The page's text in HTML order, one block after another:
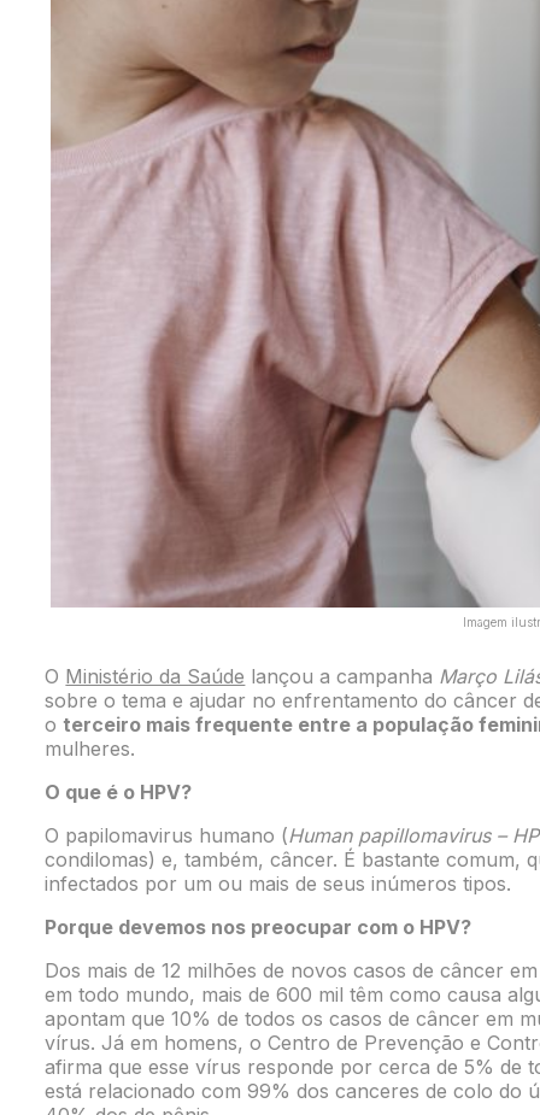
Imagem
O Ministério da Saúde lançou a campanha Março
sobre o tema e ajudar no enfrentamento do câncer
oterceiro mais frequente entre a população
mulheres.
O que é o HPV?
O papilomavirus humano (Human papillomavirus –
condilomas) e, também, câncer. É bastante comum,
infectados por um ou mais de seus inúmeros tipos.
Porque devemos nos preocupar com o HPV?
Dos mais de 12 milhões de novos casos de câncer
em todo mundo, mais de 600 mil têm como causa
apontam que 10% de todos os casos de câncer em
vírus. Já em homens, o Centro de Prevenção e
afirma que esse vírus responde por cerca de 5% de
está relacionado com 99% dos canceres de colo do